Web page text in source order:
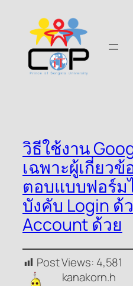
content
วิธีใช้งาน
เฉพาะผู้เกี่ยว
ตอบแบบฟอร์ม
บังคับ Login ด้
Account ด้วย
Post Views: 4,581
kanakorn.h